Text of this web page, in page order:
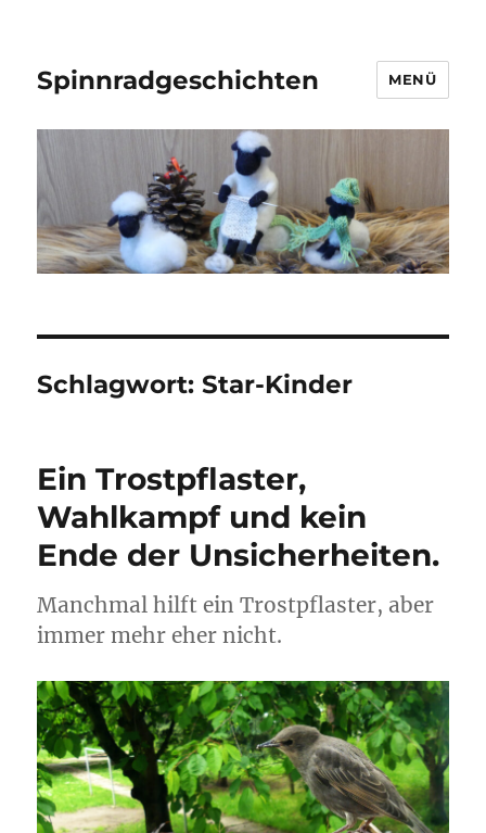
Spinnradgeschichten MENÜ
Schlagwort:Star-Kinder
Ein Trostpflaster,
Wahlkampf und kein
Ende der Unsicherheiten.
Manchmal hilft ein Trostpflaster, aber
immer mehr eher nicht.